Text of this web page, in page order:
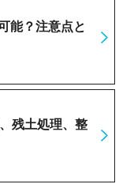
能？注意点と
残土処理、整